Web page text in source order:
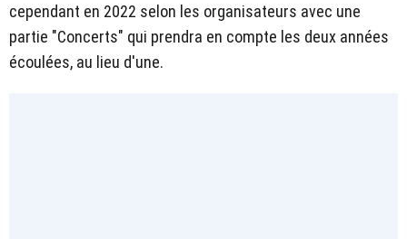
cependant en 2022 selon les organisateurs avec une
partie "Concerts" qui prendra en compte les deux années
écoulées, au lieu d'une.